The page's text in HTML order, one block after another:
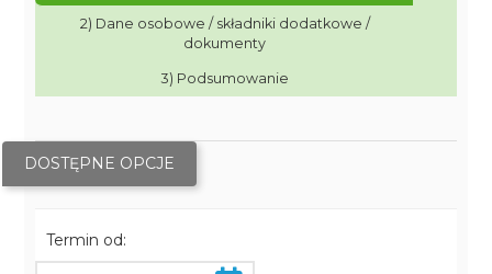
2) Dane osobowe / składniki dodatkowe /
dokumenty
3) Podsumowanie
DOSTĘPNE OPCJE
Termin od: